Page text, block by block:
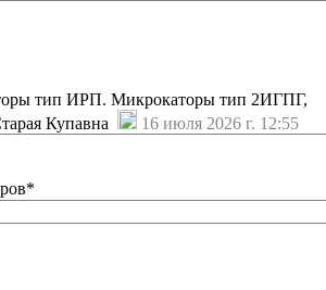
тип ИРП. Микрокаторы тип 2ИГПГ,
Купавна
16 июля 2026 г. 12:55